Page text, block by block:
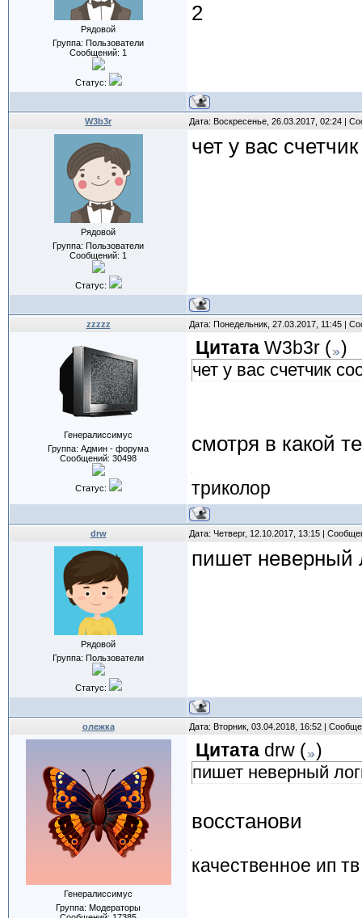
Рядовой
Группа: Пользователи
Сообщений: 1
Статус:
2
W3b3r Дата: Воскресенье, 26.03.2017, 02:24 |
Рядовой
Группа: Пользователи
Сообщений: 1
Статус:
чет у вас
zzzzz Дата: Понедельник, 27.03.2017, 11:45 |
Генералиссимус
Группа: Админ - форума
Сообщений: 30498
Статус:
Цитата W3b3r ( )
чет у вас счетчик
смотря в какой
триколор
drw Дата: Четверг, 12.10.2017, 13:15 |
Рядовой
Группа: Пользователи
Статус:
пишет неверный
олежка Дата: Вторник, 03.04.2018, 16:52 |
Генералиссимус
Группа: Модераторы
Цитата drw ( )
пишет неверный
восстанови
качественное ип